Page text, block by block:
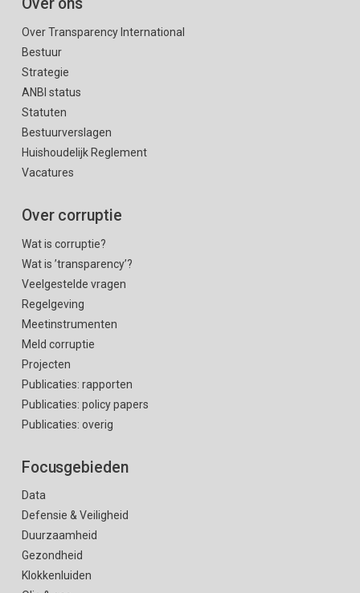
Over ons
Over Transparency International
Bestuur
Strategie
ANBI status
Statuten
Bestuurverslagen
Huishoudelijk Reglement
Vacatures
Over corruptie
Wat is corruptie?
Wat is ’transparency’?
Veelgestelde vragen
Regelgeving
Meetinstrumenten
Meld corruptie
Projecten
Publicaties: rapporten
Publicaties: policy papers
Publicaties: overig
Focusgebieden
Data
Defensie & Veiligheid
Duurzaamheid
Gezondheid
Klokkenluiden